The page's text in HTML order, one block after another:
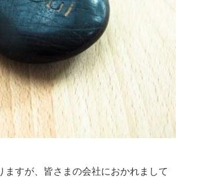
すが、皆さまの会社におかれまして